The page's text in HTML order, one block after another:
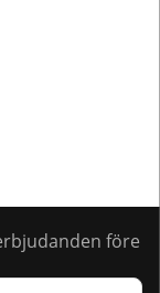
före